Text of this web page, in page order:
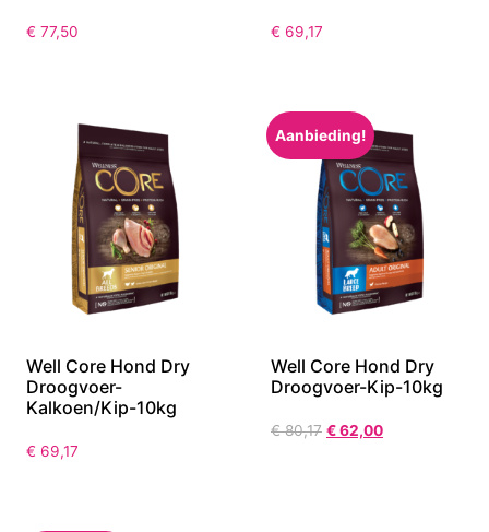
€ 77,50 € 69,17
Well Core Hond Dry
Droogvoer-
Kalkoen/Kip-10kg
€ 69,17
Aanbieding!
Well Core Hond Dry
Droogvoer-Kip-10kg
€80,17 €62,00